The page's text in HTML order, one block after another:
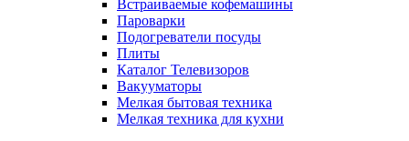
Встраиваемые кофемашины
Пароварки
Подогреватели посуды
Плиты
Каталог Телевизоров
Вакууматоры
Мелкая бытовая техника
Мелкая техника для кухни